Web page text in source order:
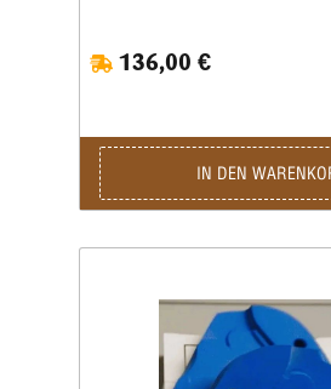
ermöglichen eine sichere sowie
Aufnahme der Waffe im Schießstand. Viele
reproduzierbare Schussergebnisse
jedoch, stets den speziell für das
Waffenmodell vorgesehenen
verwenden. Das Produktbild ist ein
136,00 €
IN DEN